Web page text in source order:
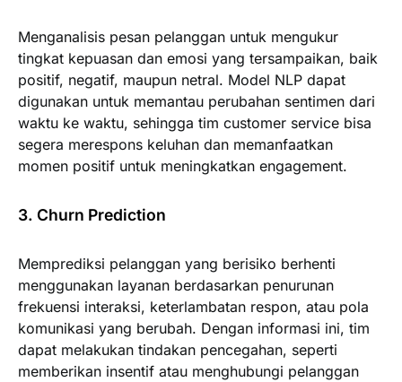
Menganalisis pesan pelanggan untuk mengukur
tingkat kepuasan dan emosi yang tersampaikan, baik
positif, negatif, maupun netral. Model NLP dapat
digunakan untuk memantau perubahan sentimen dari
waktu ke waktu, sehingga tim customer service bisa
segera merespons keluhan dan memanfaatkan
momen positif untuk meningkatkan engagement.
3. Churn Prediction
Memprediksi pelanggan yang berisiko berhenti
menggunakan layanan berdasarkan penurunan
frekuensi interaksi, keterlambatan respon, atau pola
komunikasi yang berubah. Dengan informasi ini, tim
dapat melakukan tindakan pencegahan, seperti
memberikan insentif atau menghubungi pelanggan